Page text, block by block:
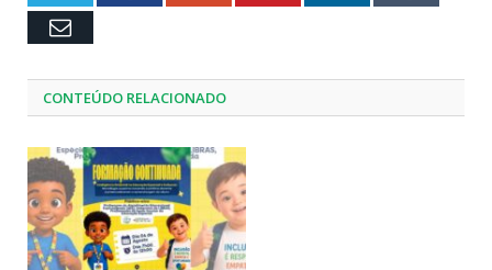
Email
CONTEÚDO RELACIONADO